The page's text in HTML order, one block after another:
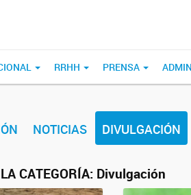
RRHH PRENSA
NOTICIAS DIVULGACIÓN
CATEGORÍA: Divulgación